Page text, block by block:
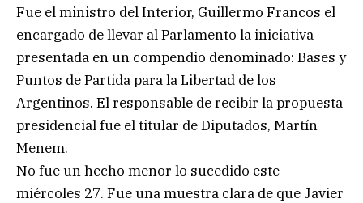
Fue el ministro del Interior, Guillermo Francos el
encargado de llevar al Parlamento la iniciativa
presentada en un compendio denominado: Bases y
Puntos de Partida para la Libertad de los
Argentinos. El responsable de recibir la propuesta
presidencial fue el titular de Diputados, Martín
Menem.
No fue un hecho menor lo sucedido este
miércoles 27. Fue una muestra clara de que Javier